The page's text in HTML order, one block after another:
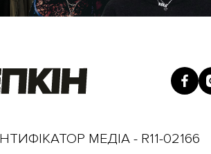
МЕДІА - R11-02166